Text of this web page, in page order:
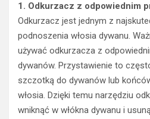
1. Odkurzacz z odpowiednim
Odkurzacz jest jednym z
podnoszenia włosia dywanu.
używać odkurzacza z
dywanów. Przystawienie to
szczotką do dywanów lub
włosia. Dzięki temu narzędziu
wniknąć w włókna dywanu i